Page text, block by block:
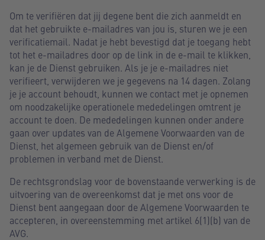
Om te verifiëren dat jij degene bent die zich aanmeldt en
dat het gebruikte e-mailadres van jou is, sturen we je een
verificatiemail. Nadat je hebt bevestigd dat je toegang hebt
tot het e-mailadres door op de link in de e-mail te klikken,
kan je de Dienst gebruiken. Als je je e-mailadres niet
verifieert, verwijderen we je gegevens na 14 dagen. Zolang
je je account behoudt, kunnen we contact met je opnemen
om noodzakelijke operationele mededelingen omtrent je
account te doen. De mededelingen kunnen onder andere
gaan over updates van de Algemene Voorwaarden van de
Dienst, het algemeen gebruik van de Dienst en/of
problemen in verband met de Dienst.
De rechtsgrondslag voor de bovenstaande verwerking is de
uitvoering van de overeenkomst dat je met ons voor de
Dienst bent aangegaan door de Algemene Voorwaarden te
accepteren, in overeenstemming met artikel 6(1)(b) van de
AVG.